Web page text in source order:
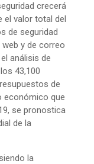
crecerá
el valor total del
de seguridad
web y de correo
análisis de
43,100
de
económico que
se pronostica
de la
la